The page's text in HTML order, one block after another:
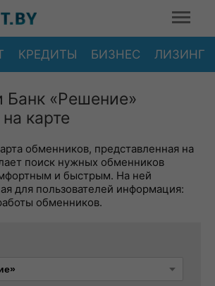
КРЕДИТЫ БИЗНЕС ЛИЗИНГ
Банк «Решение»
карте
обменников, представленная на
поиск нужных обменников
и быстрым. На ней
для пользователей информация:
обменников.